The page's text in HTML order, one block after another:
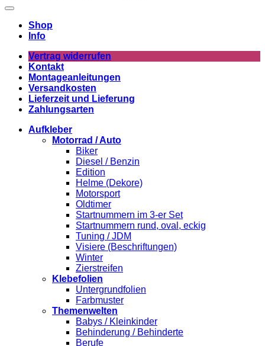
Shop
Info
Vertrag widerrufen
Kontakt
Montageanleitungen
Versandkosten
Lieferzeit und Lieferung
Zahlungsarten
Aufkleber
Motorrad / Auto
Biker
Diesel / Benzin
Edition
Helme (Dekore)
Motorsport
Oldtimer
Startnummern im 3-er Set
Startnummern rund, oval, eckig
Tuning / JDM
Visiere (Beschriftungen)
Winter
Zierstreifen
Klebefolien
Untergrundfolien
Farbmuster
Themenwelten
Babys / Kleinkinder
Behinderung / Behinderte
Berufe